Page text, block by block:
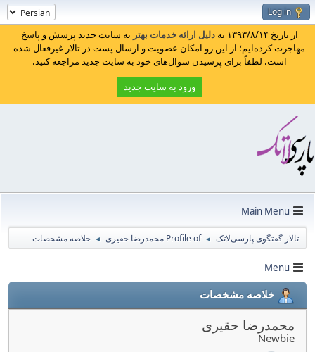
Log in
از تاریخ ۱۳۹۳/۸/۱۴ به دلیل ارائه خدمات بهتر به سایت جدید پرسش و پاسخ
مهاجرت کرده‌ایم؛ از این رو امکان عضویت و ارسال پست در تالار غیرفعال شده
است. لطفاً برای پرسیدن سوال‌های خود به سایت جدید مراجعه کنید.
ورود به سایت جدید
Main Menu
تالار گفتگوی پارسی‌لاتک ◄ Profile of محمدرضا حقیری ◄ خلاصه مشخصات
Menu
خلاصه مشخصات
محمدرضا حقیری
Newbie